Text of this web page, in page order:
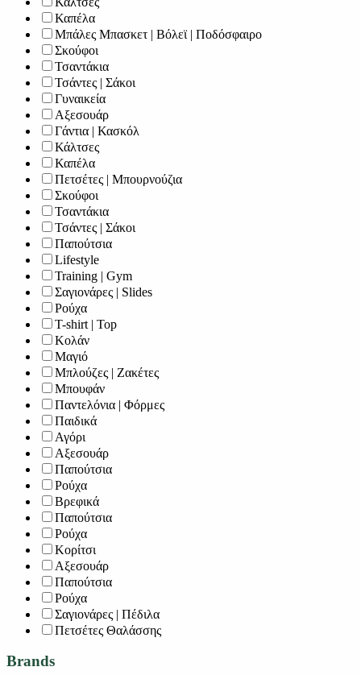
Καπέλα
Μπάλες Μπασκετ | Βόλεϊ | Ποδόσφαιρο
Σκούφοι
Τσαντάκια
Τσάντες | Σάκοι
Γυναικεία
Αξεσουάρ
Γάντια | Κασκόλ
Κάλτσες
Καπέλα
Πετσέτες | Μπουρνούζια
Σκούφοι
Τσαντάκια
Τσάντες | Σάκοι
Παπούτσια
Lifestyle
Training | Gym
Σαγιονάρες | Slides
Ρούχα
T-shirt | Top
Κολάν
Μαγιό
Μπλούζες | Ζακέτες
Μπουφάν
Παντελόνια | Φόρμες
Παιδικά
Αγόρι
Αξεσουάρ
Παπούτσια
Ρούχα
Βρεφικά
Παπούτσια
Ρούχα
Κορίτσι
Αξεσουάρ
Παπούτσια
Ρούχα
Σαγιονάρες | Πέδιλα
Πετσέτες Θαλάσσης
Brands